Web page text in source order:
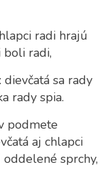
radi hrajú
boli radi,
: dievčatá sa rady
rady spia.
podmete
aj chlapci
sprchy,